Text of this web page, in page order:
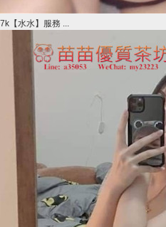
7k【水水】服務 ...